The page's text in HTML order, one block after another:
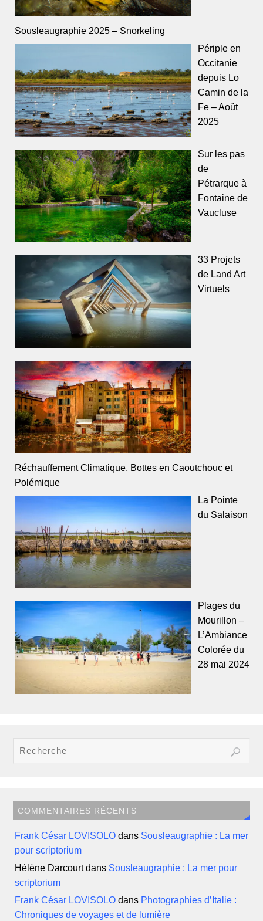
Sousleaugraphie 2025 – Snorkeling
Périple en
Occitanie
depuis Lo
Camin de la
Fe – Août
2025
Sur les pas
de
Pétrarque à
Fontaine de
Vaucluse
33 Projets
de Land Art
Virtuels
Réchauffement Climatique, Bottes en Caoutchouc et
Polémique
La Pointe
du Salaison
Plages du
Mourillon –
L’Ambiance
Colorée du
28 mai 2024
COMMENTAIRES RÉCENTS
Frank César LOVISOLO dans Sousleaugraphie : La mer
pour scriptorium
Hélène Darcourtdans Sousleaugraphie : La mer pour
scriptorium
Frank César LOVISOLO dans Photographies d’Italie :
Chroniques de voyages et de lumière